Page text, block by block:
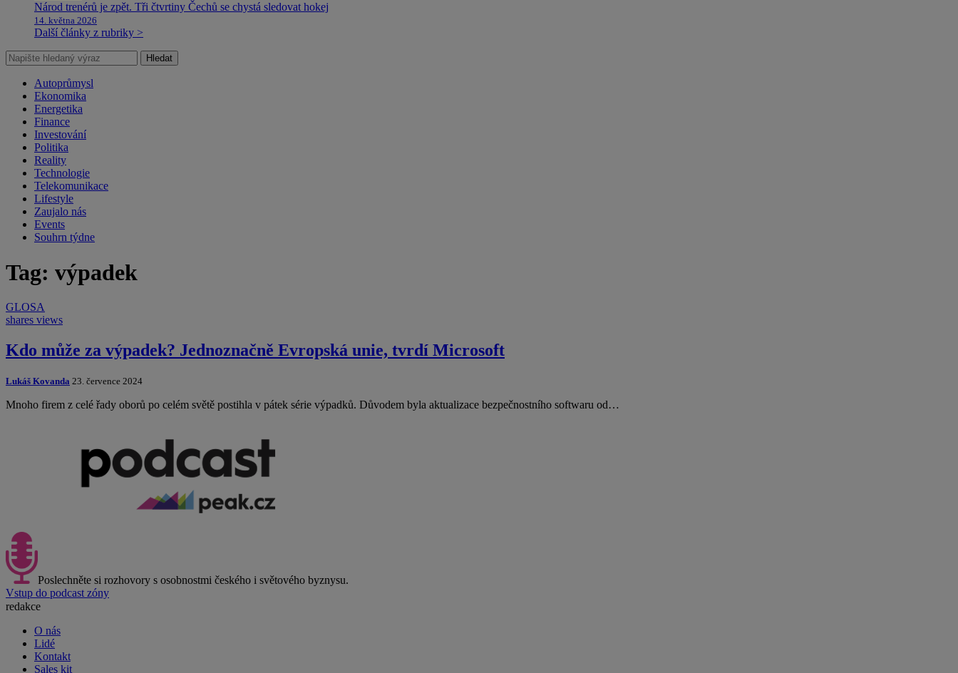
Národ trenérů je zpět. Tři čtvrtiny Čechů se chystá sledovat hokej
14. května 2026
Další články z rubriky >
Hledat
Autoprůmysl
Ekonomika
Energetika
Finance
Investování
Politika
Reality
Technologie
Telekomunikace
Lifestyle
Zaujalo nás
Events
Souhrn týdne
Tag: výpadek
GLOSA
shares views
Kdo může za výpadek? Jednoznačně Evropská unie, tvrdí Microsoft
Lukáš Kovanda 23. července 2024
Mnoho firem z celé řady oborů po celém světě postihla v pátek série výpadků. Důvodem byla aktualizace bezpečnostního softwaru od…
Poslechněte si rozhovory s osobnostmi českého i světového byznysu.
Vstup do podcast zóny
redakce
O nás
Lidé
Kontakt
Sales kit